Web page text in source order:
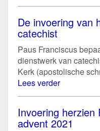
De invoering van
catechist
Paus Franciscus
dienstwerk van
Kerk (apostolische
Lees verder
Invoering herzien
advent 2021